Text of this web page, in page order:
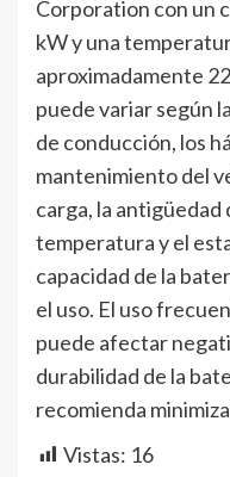
Corporation con un
kW y una
aproximadamente
puede variar según
de conducción, los
mantenimiento del
carga, la antigüedad
temperatura y el
capacidad de la
el uso. El uso
puede afectar
durabilidad de la
recomienda
Vistas: 16